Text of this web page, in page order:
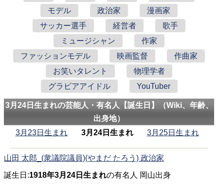
モデル
政治家
漫画家
サッカー選手
経営者
歌手
ミュージシャン
作家
ファッションモデル
映画監督
作曲家
お笑いタレント
物理学者
グラビアアイドル
YouTuber
3月24日生まれの芸能人・有名人【誕生日】（Wiki、年齢、
出身地）
3月23日生まれ
3月24日生まれ 3月25日生まれ
山田 太郎_(衆議院議員)(やまだ たろう) 政治家
誕生日:1918年3月24日生まれの有名人 岡山出身